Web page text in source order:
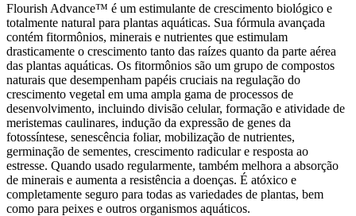
Flourish Advance™ é um estimulante de crescimento biológico e
totalmente natural para plantas aquáticas. Sua fórmula avançada
contém fitormônios, minerais e nutrientes que estimulam
drasticamente o crescimento tanto das raízes quanto da parte aérea
das plantas aquáticas. Os fitormônios são um grupo de compostos
naturais que desempenham papéis cruciais na regulação do
crescimento vegetal em uma ampla gama de processos de
desenvolvimento, incluindo divisão celular, formação e atividade de
meristemas caulinares, indução da expressão de genes da
fotossíntese, senescência foliar, mobilização de nutrientes,
germinação de sementes, crescimento radicular e resposta ao
estresse. Quando usado regularmente, também melhora a absorção
de minerais e aumenta a resistência a doenças. É atóxico e
completamente seguro para todas as variedades de plantas, bem
como para peixes e outros organismos aquáticos.